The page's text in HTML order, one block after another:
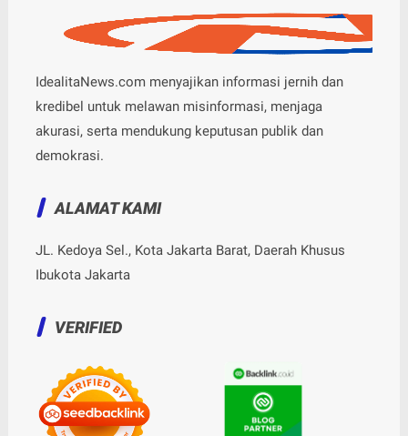
IdealitaNews.com menyajikan informasi jernih dan
kredibel untuk melawan misinformasi, menjaga
akurasi, serta mendukung keputusan publik dan
demokrasi.
ALAMAT KAMI
JL. Kedoya Sel., Kota Jakarta Barat, Daerah Khusus
Ibukota Jakarta
VERIFIED